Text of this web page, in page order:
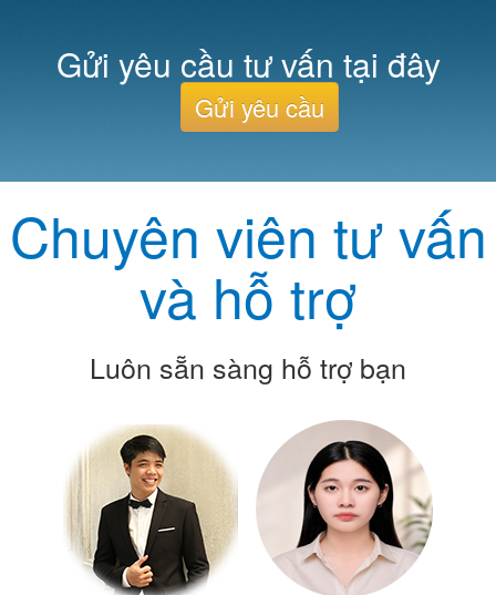
Gửi yêu cầu tư vấn tại đây
Gửi yêu cầu
Chuyên viên tư vấn
và hỗ trợ
Luôn sẵn sàng hỗ trợ bạn